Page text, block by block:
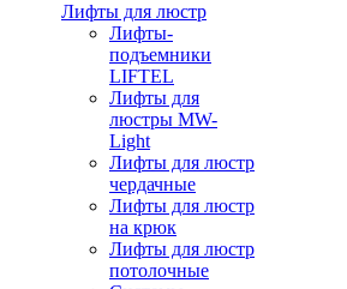
Лифты для люстр
Лифты-
подъемники
LIFTEL
Лифты для
люстры MW-
Light
Лифты для люстр
чердачные
Лифты для люстр
на крюк
Лифты для люстр
потолочные